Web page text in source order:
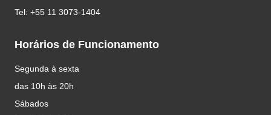
Tel: +55 11 3073-1404
Horários de Funcionamento
Segunda à sexta
das 10h às 20h
Sábados